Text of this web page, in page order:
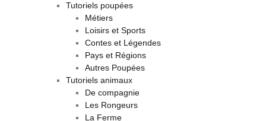
Tutoriels poupées
Métiers
Loisirs et Sports
Contes et Légendes
Pays et Régions
Autres Poupées
Tutoriels animaux
De compagnie
Les Rongeurs
La Ferme